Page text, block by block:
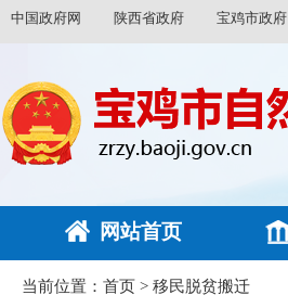
中国政府网 陕西省政府 宝鸡市政府
网站首页
当前位置： 首页 > 移民脱贫搬迁